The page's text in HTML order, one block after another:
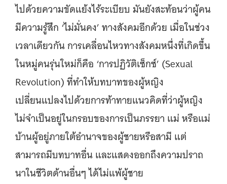
ไปด้วยความขัดแย้งไร้ระเบียบ มันยังสะท้อนว่าผู้คน
มีความรู้สึก ‘ไม่มั่นคง’ ทางสังคมอีกด้วย เมื่อในช่วง
เวลาเดียวกัน การเคลื่อนไหวทางสังคมหนึ่งที่เกิดขึ้น
ในหมู่คนรุ่นใหม่ก็คือ ‘การปฏิวัติเซ็กซ์’ (Sexual
Revolution) ที่ทำให้บทบาทของผู้หญิง
เปลี่ยนแปลงไปด้วยการท้าทายแนวคิดที่ว่าผู้หญิง
ไม่จำเป็นอยู่ในกรอบของการเป็นภรรยา แม่ หรือแม่
บ้านผู้อยู่ภายใต้อำนาจของผู้ชายหรือสามี แต่
สามารถมีบทบาทอื่น และแสดงออกถึงความปราถ
นาในชีวิตด้านอื่นๆ ได้ไม่แพ้ผู้ชาย